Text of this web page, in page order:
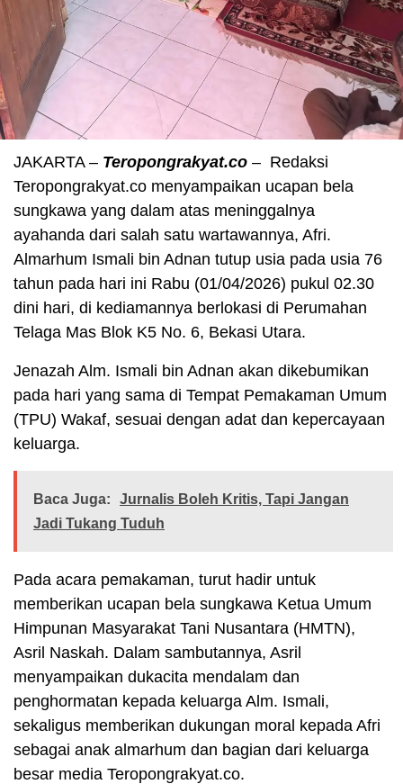
JAKARTA – Teropongrakyat.co – Redaksi
Teropongrakyat.co menyampaikan ucapan bela
sungkawa yang dalam atas meninggalnya
ayahanda dari salah satu wartawannya, Afri.
Almarhum Ismali bin Adnan tutup usia pada usia 76
tahun pada hari ini Rabu (01/04/2026) pukul 02.30
dini hari, di kediamannya berlokasi di Perumahan
Telaga Mas Blok K5 No. 6, Bekasi Utara.
Jenazah Alm. Ismali bin Adnan akan dikebumikan
pada hari yang sama di Tempat Pemakaman Umum
(TPU) Wakaf, sesuai dengan adat dan kepercayaan
keluarga.
Baca Juga:
Jurnalis Boleh Kritis, Tapi Jangan
Jadi Tukang Tuduh
Pada acara pemakaman, turut hadir untuk
memberikan ucapan bela sungkawa Ketua Umum
Himpunan Masyarakat Tani Nusantara (HMTN),
Asril Naskah. Dalam sambutannya, Asril
menyampaikan dukacita mendalam dan
penghormatan kepada keluarga Alm. Ismali,
sekaligus memberikan dukungan moral kepada Afri
sebagai anak almarhum dan bagian dari keluarga
besar media Teropongrakyat.co.